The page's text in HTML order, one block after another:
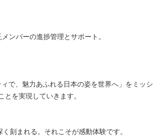
ンバーの進捗管理とサポート。
で、魅力あふれる日本の姿を世界へ」をミッシ
を実現していきます。
刻まれる。それこそが感動体験です。